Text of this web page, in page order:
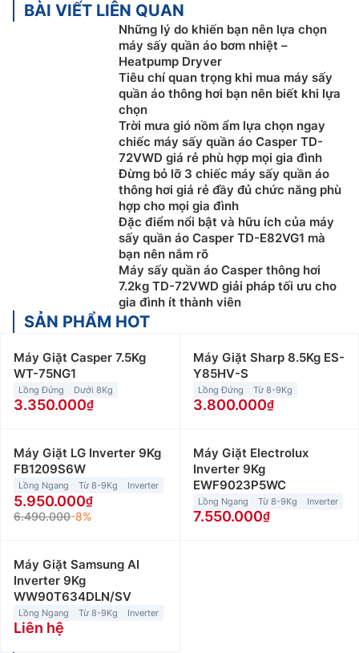
BÀI VIẾT LIÊN QUAN
Những lý do khiến bạn nên lựa chọn
máy sấy quần áo bơm nhiệt –
Heatpump Dryver
Tiêu chí quan trọng khi mua máy sấy
quần áo thông hơi bạn nên biết khi lựa
chọn
Trời mưa gió nồm ẩm lựa chọn ngay
chiếc máy sấy quần áo Casper TD-
72VWD giá rẻ phù hợp mọi gia đình
Đừng bỏ lỡ 3 chiếc máy sấy quần áo
thông hơi giá rẻ đầy đủ chức năng phù
hợp cho mọi gia đình
Đặc điểm nổi bật và hữu ích của máy
sấy quần áo Casper TD-E82VG1 mà
bạn nên nắm rõ
Máy sấy quần áo Casper thông hơi
7.2kg TD-72VWD giải pháp tối ưu cho
gia đình ít thành viên
SẢN PHẨM HOT
Máy Giặt Casper 7.5Kg
WT-75NG1
Lồng Đứng Dưới 8Kg
3.350.000
Máy Giặt Sharp 8.5Kg ES-
Y85HV-S
Lồng Đứng Từ 8-9Kg
3.800.000
Máy Giặt LG Inverter 9Kg
FB1209S6W
Lồng Ngang Từ 8-9Kg Inverter
5.950.000
6.490.000-8%
Máy Giặt Electrolux
Inverter 9Kg
EWF9023P5WC
Lồng Ngang Từ 8-9Kg Inverter
7.550.000
Máy Giặt Samsung AI
Inverter 9Kg
WW90T634DLN/SV
Lồng Ngang Từ 8-9Kg Inverter
Liên hệ